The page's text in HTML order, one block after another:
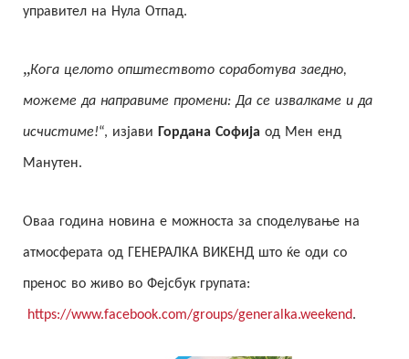
управител на Нула Отпад.
„Кога целото општеството соработува заедно,
можеме да направиме промени: Да се извалкаме и да
исчистиме!“, изјави Гордана Софија од Мен енд
Манутен.
Оваа година новина е можноста за споделување на
атмосферата од ГЕНЕРАЛКА ВИКЕНД што ќе оди со
пренос во живо во Фејсбук групата:
https://www.facebook.com/groups/generalka.weekend.